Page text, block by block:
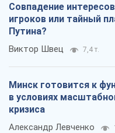
Совпадение
игроков или тайный
Путина?
Виктор Швец 7,4 т.
Минск готовится к
в условиях
кризиса
Александр Левченко